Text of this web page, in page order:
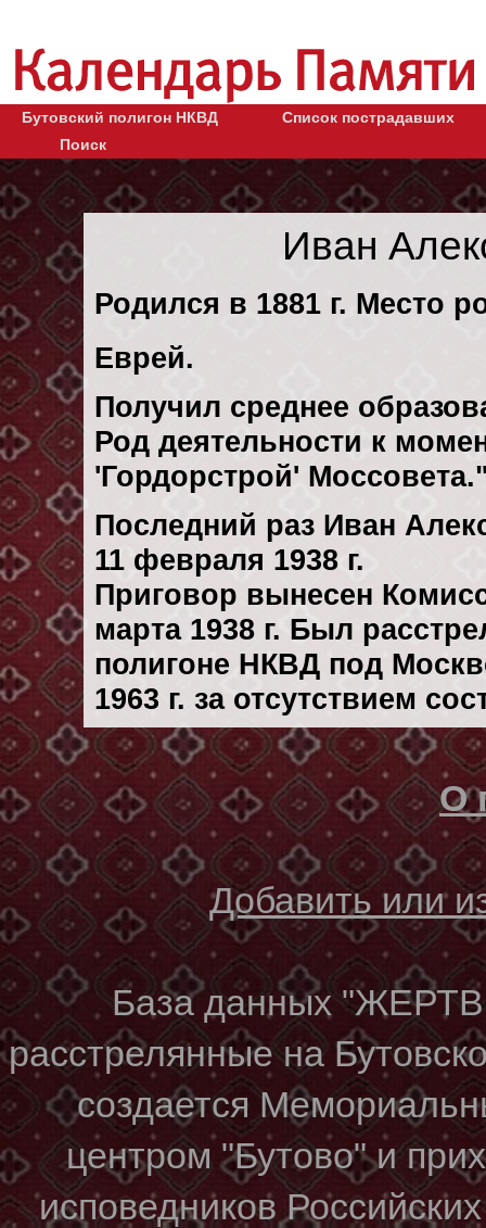
Бутовский полигон НКВД
Список пострадавших
Поиск
Иван
Родился в 1881 г. Место
Еврей.
Получил среднее
Род деятельности к
'Гордорстрой'
Последний раз Иван
11 февраля 1938 г.
Приговор вынесен
марта 1938 г. Был
полигоне НКВД под
1963 г. за отсутствием
О
Добавить или
База данных
расстрелянные на
создается
центром "Бутово" и
исповедников